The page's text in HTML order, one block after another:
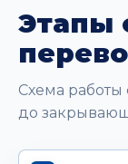
Этапы
Схема
до